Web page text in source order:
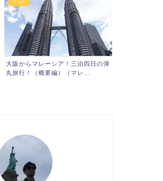
アジア
大阪からマレーシア！三泊四日の弾
丸旅行！（概要編）（マレ...